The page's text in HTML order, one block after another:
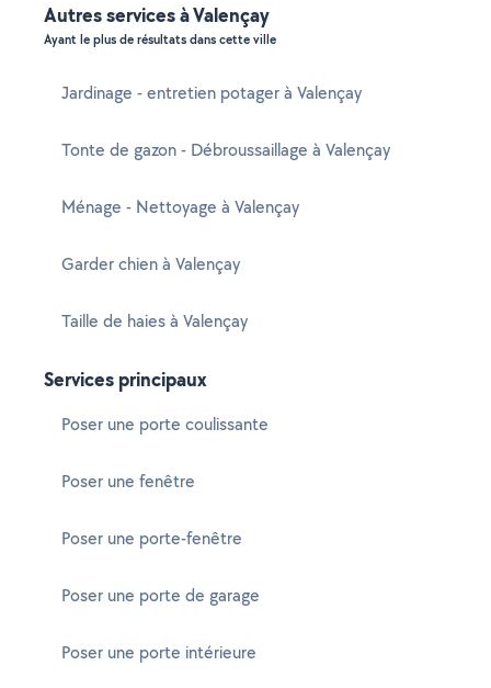
Autres services à Valençay
Ayant le plus de résultats dans cette ville
Jardinage - entretien potager à Valençay
Tonte de gazon - Débroussaillage à Valençay
Ménage - Nettoyage à Valençay
Garder chien à Valençay
Taille de haies à Valençay
Services principaux
Poser une porte coulissante
Poser une fenêtre
Poser une porte-fenêtre
Poser une porte de garage
Poser une porte intérieure